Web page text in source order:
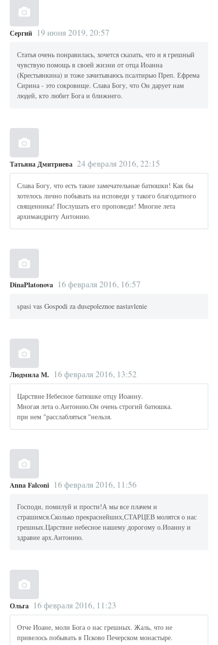
Сергий 19 июня 2019, 20:57
Статья очень понравилась, хочется сказать, что и я грешный
чувствую помощь в своей жизни от отца Иоанна
(Крестьянкина) и тоже зачитываюсь псалтирью Преп. Ефрема
Сирина - это сокровище. Слава Богу, что Он дарует нам
людей, кто любит Бога и ближнего.
Татьяна Дмитриева 24 февраля 2016, 22:15
Слава Богу, что есть такие замечательные батюшки! Как бы
хотелось лично побывать на исповеди у такого благодатного
священника! Послушать его проповеди! Многие лета
архимандриту Антонию.
DinaPlatonova 16 февраля 2016, 16:57
spasi vas Gospodi za dusepoleznoe nastavlenie
Людмила М. 16 февраля 2016, 13:52
Царствие Небесное батюшке отцу Иоанну.
Многая лета о.Антонию.Он очень строгий батюшка.
при нем "расслабляться "нельзя.
Anna Falconi 16 февраля 2016, 11:56
Господи, помилуй и прости!А мы все плачем и
страшимся.Сколько прекраснейших,СТАРЦЕВ молятся о нас
грешных.Царствие небесное нашему дорогому о.Иоанну и
здравие арх.Антонию.
Ольга 16 февраля 2016, 11:23
Отче Иоане, моли Бога о нас грешных. Жаль, что не
привелось побывать в Псково Печерском монастыре.